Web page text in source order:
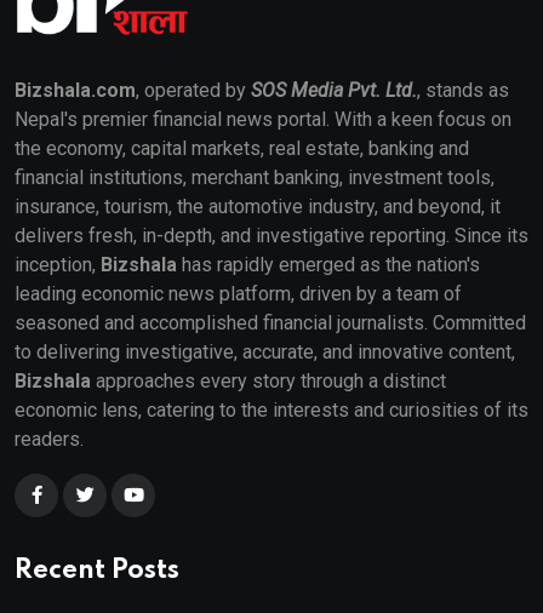
Bizshala.com, operated by SOS Media Pvt. Ltd., stands as
Nepal's premier financial news portal. With a keen focus on
the economy, capital markets, real estate, banking and
financial institutions, merchant banking, investment tools,
insurance, tourism, the automotive industry, and beyond, it
delivers fresh, in-depth, and investigative reporting. Since its
inception, Bizshala has rapidly emerged as the nation's
leading economic news platform, driven by a team of
seasoned and accomplished financial journalists. Committed
to delivering investigative, accurate, and innovative content,
Bizshala approaches every story through a distinct
economic lens, catering to the interests and curiosities of its
readers.
Recent Posts